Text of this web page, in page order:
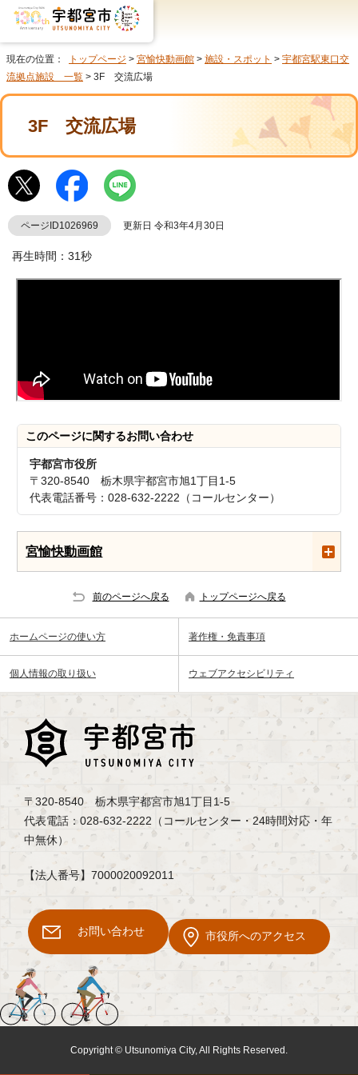
現在の位置： トップページ > 宮愉快動画館 > 施設・スポット > 宇都宮駅東口交
流拠点施設 一覧 > 3F 交流広場
3F 交流広場
ページID1026969 更新日 令和3年4月30日
再生時間：31秒
このページに関するお問い合わせ
宇都宮市役所
〒320-8540 栃木県宇都宮市旭1丁目1-5
代表電話番号：028-632-2222（コールセンター）
宮愉快動画館
前のページへ戻る トップページへ戻る
ホームページの使い方 著作権・免責事項
個人情報の取り扱い ウェブアクセシビリティ
〒320-8540 栃木県宇都宮市旭1丁目1-5
代表電話：028-632-2222（コールセンター・24時間対応・年
中無休）
【法人番号】7000020092011
お問い合わせ 市役所へのアクセス
Copyright © Utsunomiya City, All Rights Reserved.